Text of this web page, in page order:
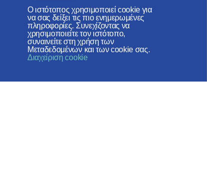
Ο ιστότοπος χρησιμοποιεί cookie για
να σας δείξει τις πιο ενημερωμένες
πληροφορίες. Συνεχίζοντας να
χρησιμοποιείτε τον ιστότοπο,
συναινείτε στη χρήση των
Μεταδεδομένων και των cookie σας.
Διαχείριση cookie
χρόνος»
Τμήμα Εξωτερικων